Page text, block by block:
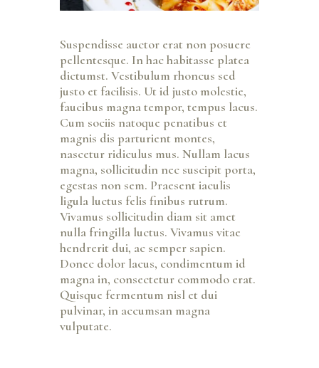
Suspendisse auctor erat non posuere
pellentesque. In hac habitasse platea
dictumst. Vestibulum rhoncus sed
justo et facilisis. Ut id justo molestie,
faucibus magna tempor, tempus lacus.
Cum sociis natoque penatibus et
magnis dis parturient montes,
nascetur ridiculus mus. Nullam lacus
magna, sollicitudin nec suscipit porta,
egestas non sem. Praesent iaculis
ligula luctus felis finibus rutrum.
Vivamus sollicitudin diam sit amet
nulla fringilla luctus. Vivamus vitae
hendrerit dui, ac semper sapien.
Donec dolor lacus, condimentum id
magna in, consectetur commodo erat.
Quisque fermentum nisl et dui
pulvinar, in accumsan magna
vulputate.